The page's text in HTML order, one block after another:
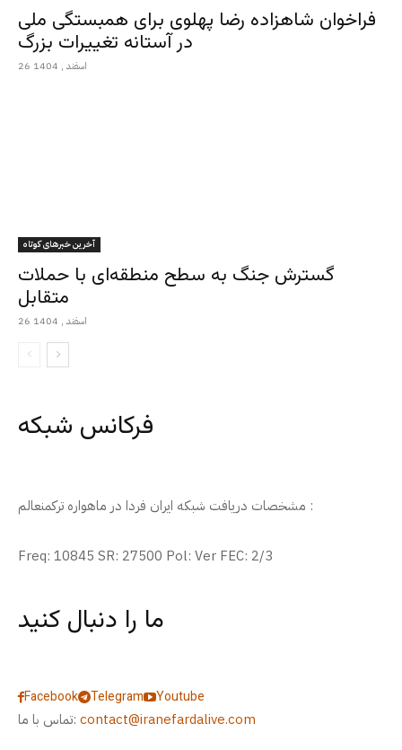
فراخوان شاهزاده رضا پهلوی برای همبستگی ملی
در آستانه تغییرات بزرگ
26 اسفند , 1404
آخرین خبرهای کوتاه
گسترش جنگ به سطح منطقه‌ای با حملات
متقابل
26 اسفند , 1404
فرکانس شبکه
مشخصات دریافت شبکه ایران فردا در ماهواره ترکمنعالم :
Freq: 10845 SR: 27500 Pol: Ver FEC: 2/3
ما را دنبال کنید
Facebook Telegram
Youtube
تماس با ما: contact@iranefardalive.com